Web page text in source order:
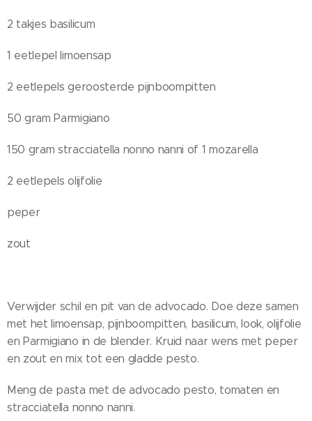
2 takjes basilicum
1 eetlepel limoensap
2 eetlepels geroosterde pijnboompitten
50 gram Parmigiano
150 gram stracciatella nonno nanni of 1 mozarella
2 eetlepels olijfolie
peper
zout
Verwijder schil en pit van de advocado. Doe deze samen
met het limoensap, pijnboompitten, basilicum, look, olijfolie
en Parmigiano in de blender. Kruid naar wens met peper
en zout en mix tot een gladde pesto.
Meng de pasta met de advocado pesto, tomaten en
stracciatella nonno nanni.